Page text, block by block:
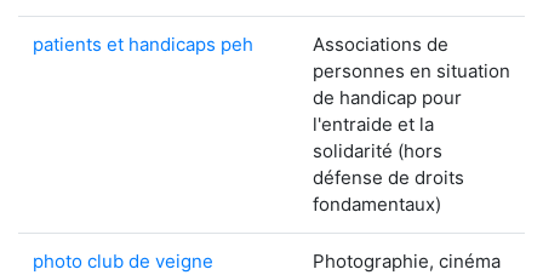
patients et handicaps peh
Associations de
personnes en situation
de handicap pour
l'entraide et la
solidarité (hors
défense de droits
fondamentaux)
photo club de veigne
Photographie, cinéma